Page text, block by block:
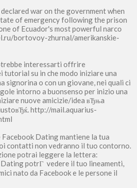
war on the government when
of emergency following the prison
of Ecuador's most powerful narco
bortovoy-zhurnal/amerikanskie-
interessarti offrire
tutorial su in che modo iniziare una
signorina o con un giovane, nei quali ci
intorno a buonsenso per inizio una
nuove amicizie/idea вЂњa
http://mail.aquarius-
Dating mantiene la tua
contatti non vedranno il tuo contorno.
potrai leggere la lettera:
Dating potrГ vedere il tuo lineamenti,
nato da Facebook e le persone il